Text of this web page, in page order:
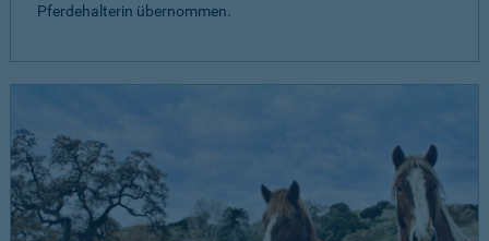
Pferdehalterin übernommen.